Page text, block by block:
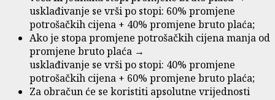
usklađivanje se vrši po stopi: 60% promjene
potrošačkih cijena + 40% promjene bruto plaća;
Ako je stopa promjene potrošačkih cijena manja od
promjene bruto plaća →
usklađivanje se vrši po stopi: 40% promjene
potrošačkih cijena + 60% promjene bruto plaća;
Za obračun će se koristiti apsolutne vrijednosti